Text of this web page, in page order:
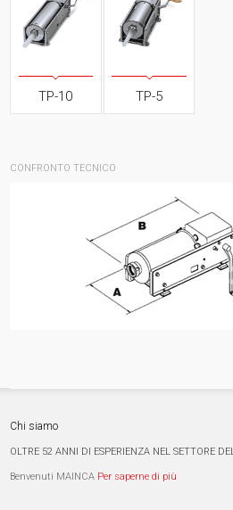
TP-10 TP-5
CONFRONTO TECNICO
Chi siamo
OLTRE 52 ANNI DI ESPERIENZA NEL SETTORE
Benvenuti MAINCA Per saperne di più